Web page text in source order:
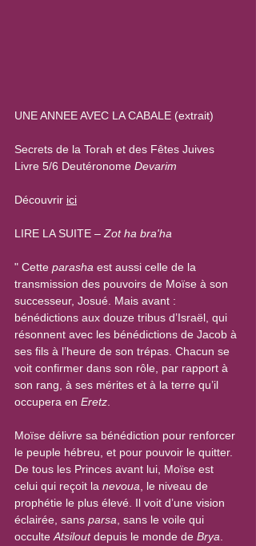
UNE ANNEE AVEC LA CABALE (extrait)
Secrets de la Torah et des Fêtes Juives
Livre 5/6 Deutéronome Devarim
Découvrir ici
LIRE LA SUITE – Zot ha bra'ha
" Cette parasha est aussi celle de la
transmission des pouvoirs de Moïse à son
successeur, Josué. Mais avant :
bénédictions aux douze tribus d’Israël, qui
résonnent avec les bénédictions de Jacob à
ses fils à l’heure de son trépas. Chacun se
voit confirmer dans son rôle, par rapport à
son rang, à ses mérites et à la terre qu’il
occupera en Eretz
Moïse délivre sa bénédiction pour renforcer
le peuple hébreu, et pour pouvoir le quitter.
De tous les Princes avant lui, Moïse est
celui qui reçoit la nevoua , le niveau de
prophétie le plus élevé. Il voit d’une vision
éclairée, sans parsa , sans le voile qui
occulte Atsilout depuis le monde de Brya